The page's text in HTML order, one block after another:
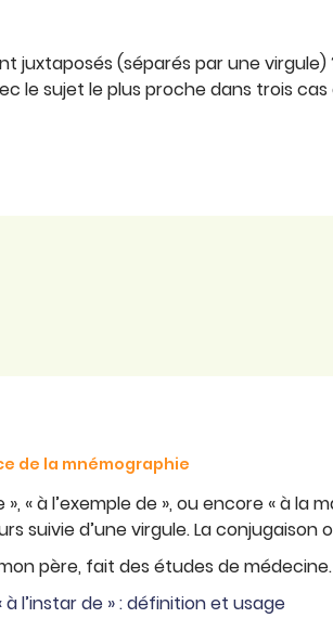
juxtaposés (séparés par une
le sujet le plus proche dans trois
de la mnémographie
« à l’exemple de », ou encore « à la
suivie d’une virgule. La
père, fait des études de
à l’instar de » : définition et usage